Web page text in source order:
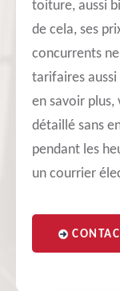
toiture, aussi
de cela, ses
concurrents
tarifaires aussi
en savoir plus,
détaillé sans
pendant les
un courrier